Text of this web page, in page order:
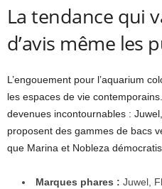
La tendance qui
d’avis même les
L’engouement pour l’aquarium
les espaces de vie
devenues incontournables :
proposent des gammes de bacs
que Marina et Nobleza
Marques phares : Juwel,